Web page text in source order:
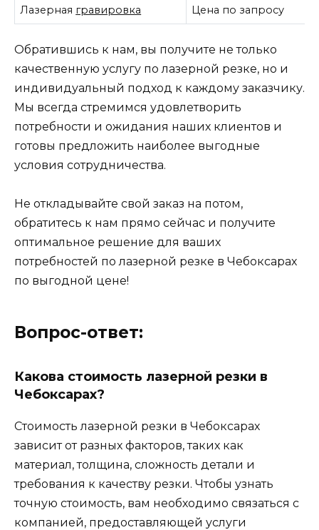
Лазерная гравировка Цена по запросу
Обратившись к нам, вы получите не только
качественную услугу по лазерной резке, но и
индивидуальный подход к каждому заказчику.
Мы всегда стремимся удовлетворить
потребности и ожидания наших клиентов и
готовы предложить наиболее выгодные
условия сотрудничества.
Не откладывайте свой заказ на потом,
обратитесь к нам прямо сейчас и получите
оптимальное решение для ваших
потребностей по лазерной резке в Чебоксарах
по выгодной цене!
Вопрос-ответ:
Какова стоимость лазерной резки в
Чебоксарах?
Стоимость лазерной резки в Чебоксарах
зависит от разных факторов, таких как
материал, толщина, сложность детали и
требования к качеству резки. Чтобы узнать
точную стоимость, вам необходимо связаться с
компанией, предоставляющей услуги